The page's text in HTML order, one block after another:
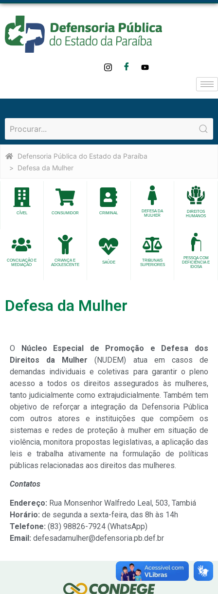
Defensoria Pública do Estado da Paraíba
Defesa da Mulher
CÍVEL CONSUMIDOR CRIMINAL
DEFESA DA
MULHER
DIREITOS
HUMANOS
CONCILIAÇÃO E
MEDIAÇÃO
CRIANÇA E
ADOLESCENTE
SAÚDE
TRIBUNAIS
SUPERIORES
PESSOA COM
DEFICIÊNCIA E
IDOSA
Defesa da Mulher
O Núcleo Especial de Promoção e Defesa dos
Direitos da Mulher (NUDEM) atua em casos de
demandas individuais e coletivas para garantir o pleno
acesso a todos os direitos assegurados às mulheres,
tanto judicialmente como extrajudicialmente. Também tem
objetivo de reforçar a integração da Defensoria Pública
com outros atores e instituições que compõem os
sistemas e redes de proteção à mulher em situação de
violência, monitora propostas legislativas, a aplicação das
leis e trabalha ativamente na formulação de políticas
públicas relacionadas aos direitos das mulheres.
Contatos
Endereço: Rua Monsenhor Walfredo Leal, 503, Tambiá
Horário: de segunda a sexta-feira, das 8h às 14h
Telefone: (83) 98826-7924 (WhatsApp)
Email: defesadamulher@defensoria.pb.def.br